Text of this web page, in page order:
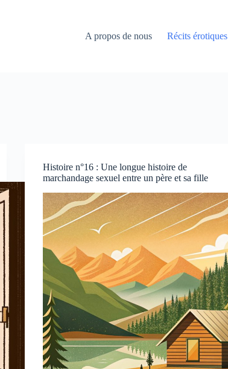
A propos de nous
Récits érotiques
Histoire n°16 : Une longue histoire de
marchandage sexuel entre un père et sa fille